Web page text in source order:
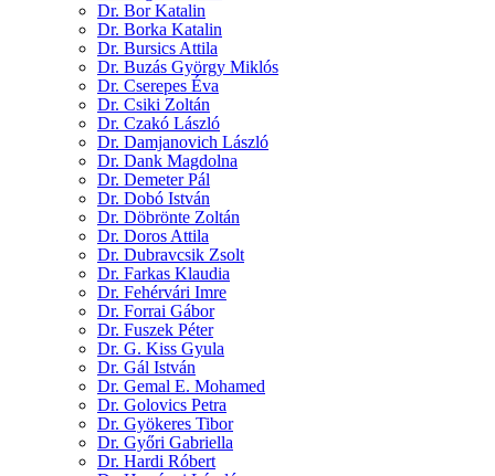
Dr. Bor Katalin
Dr. Borka Katalin
Dr. Bursics Attila
Dr. Buzás György Miklós
Dr. Cserepes Éva
Dr. Csiki Zoltán
Dr. Czakó László
Dr. Damjanovich László
Dr. Dank Magdolna
Dr. Demeter Pál
Dr. Dobó István
Dr. Döbrönte Zoltán
Dr. Doros Attila
Dr. Dubravcsik Zsolt
Dr. Farkas Klaudia
Dr. Fehérvári Imre
Dr. Forrai Gábor
Dr. Fuszek Péter
Dr. G. Kiss Gyula
Dr. Gál István
Dr. Gemal E. Mohamed
Dr. Golovics Petra
Dr. Gyökeres Tibor
Dr. Győri Gabriella
Dr. Hardi Róbert